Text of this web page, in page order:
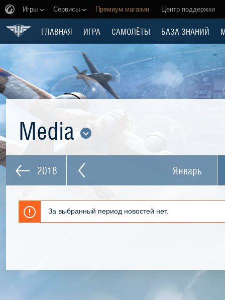
Игры Сервисы Премиум магазин Центр поддержки
ГЛАВНАЯ ИГРА САМОЛЁТЫ БАЗА ЗНАНИЙ
Media
2018 Январь
За выбранный период новостей нет.